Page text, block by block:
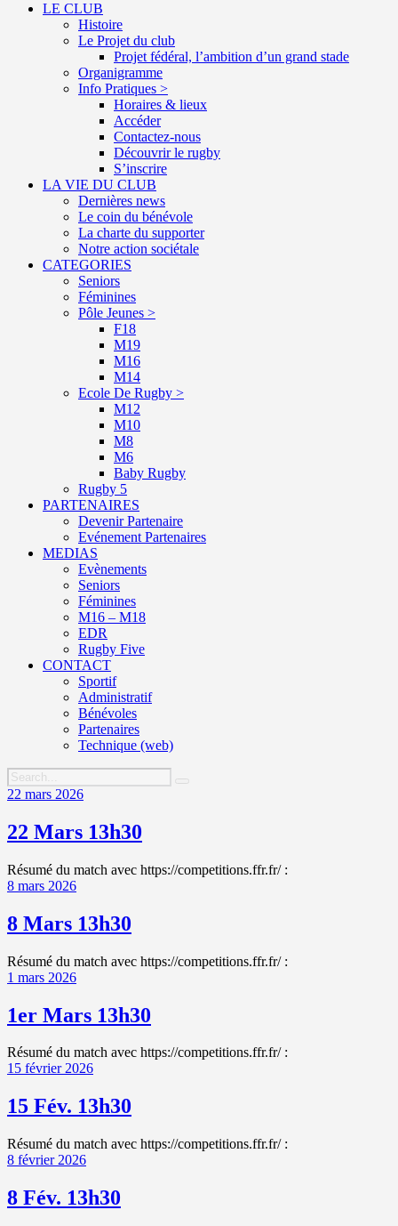
LE CLUB
Histoire
Le Projet du club
Projet fédéral, l’ambition d’un grand stade
Organigramme
Info Pratiques >
Horaires & lieux
Accéder
Contactez-nous
Découvrir le rugby
S’inscrire
LA VIE DU CLUB
Dernières news
Le coin du bénévole
La charte du supporter
Notre action sociétale
CATEGORIES
Seniors
Féminines
Pôle Jeunes >
F18
M19
M16
M14
Ecole De Rugby >
M12
M10
M8
M6
Baby Rugby
Rugby 5
PARTENAIRES
Devenir Partenaire
Evénement Partenaires
MEDIAS
Evènements
Seniors
Féminines
M16 – M18
EDR
Rugby Five
CONTACT
Sportif
Administratif
Bénévoles
Partenaires
Technique (web)
22 mars 2026
22 Mars 13h30
Résumé du match avec https://competitions.ffr.fr/ :
8 mars 2026
8 Mars 13h30
Résumé du match avec https://competitions.ffr.fr/ :
1 mars 2026
1er Mars 13h30
Résumé du match avec https://competitions.ffr.fr/ :
15 février 2026
15 Fév. 13h30
Résumé du match avec https://competitions.ffr.fr/ :
8 février 2026
8 Fév. 13h30